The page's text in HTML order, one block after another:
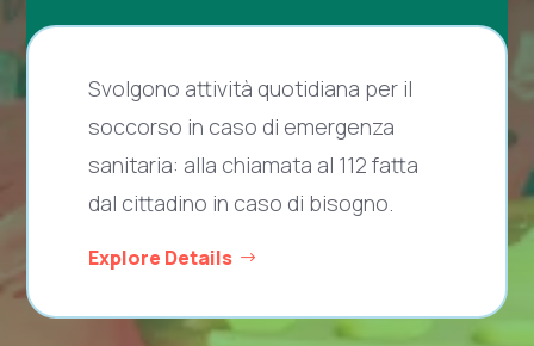
Svolgono attività quotidiana per il
soccorso in caso di emergenza
sanitaria: alla chiamata al 112 fatta
dal cittadino in caso di bisogno.
Explore Details